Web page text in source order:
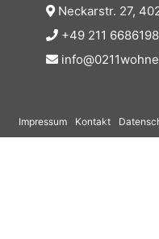
Neckarstr. 27,
+49 211 6686198
Impressum Kontakt